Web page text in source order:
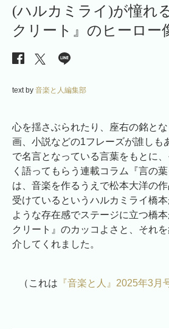
(ハルカミライ)が憧れ
クリート』のヒーロー
text by 音楽と人編集部
心を揺さぶられたり、座右の銘と
画、小説などの1フレーズが誰しも
で名言となっている言葉をもとに
く語ってもらう連載コラム『言の
は、音楽を作るうえで松本大洋の
受けているというハルカミライ橋
ような存在感でステージに立つ橋
クリート』のカッコよさと、それ
介してくれました。
（これは 『音楽と人』2025年3月